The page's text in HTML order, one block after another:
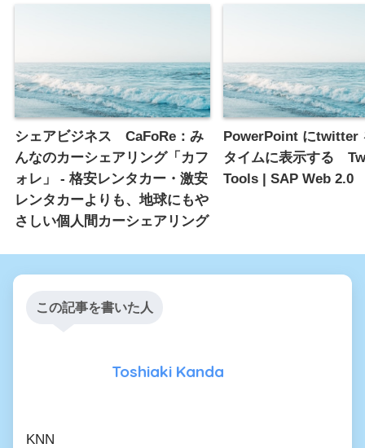
シェアビジネス CaFoRe：み
んなのカーシェアリング「カフ
ォレ」 - 格安レンタカー・激安
レンタカーよりも、地球にもや
さしい個人間カーシェアリング
PowerPoint にtwitter
タイムに表示する
Tools | SAP Web 2.0
この記事を書いた人
Toshiaki Kanda
KNN